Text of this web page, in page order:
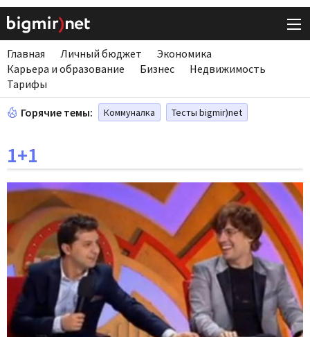
Главная Личный бюджет
Экономика
Карьера и образование
Бизнес
Недвижимость
Тарифы
Горячие темы: Коммуналка Тесты bigmir)net
1+1